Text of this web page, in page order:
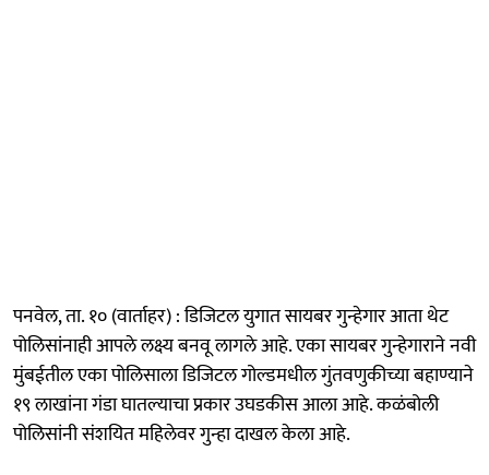
पनवेल, ता. १० (वार्ताहर) : डिजिटल युगात सायबर गुन्हेगार आता थेट
पोलिसांनाही आपले लक्ष्य बनवू लागले आहे. एका सायबर गुन्हेगाराने नवी
मुंबईतील एका पोलिसाला डिजिटल गोल्डमधील गुंतवणुकीच्या बहाण्याने
१९ लाखांना गंडा घातल्याचा प्रकार उघडकीस आला आहे. कळंबोली
पोलिसांनी संशयित महिलेवर गुन्हा दाखल केला आहे.